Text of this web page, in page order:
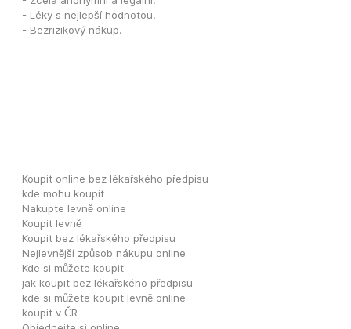
- Léky s nejlepší hodnotou.
- Bezrizikový nákup.
Koupit online bez lékařského předpisu
kde mohu koupit
Nakupte levně online
Koupit levně
Koupit bez lékařského předpisu
Nejlevnější způsob nákupu online
Kde si můžete koupit
jak koupit bez lékařského předpisu
kde si můžete koupit levně online
koupit v ČR